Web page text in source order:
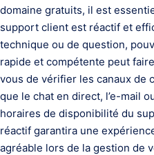
domaine gratuits, il est
support client est réactif et
technique ou de question,
rapide et compétente peut
vous de vérifier les canaux de
que le chat en direct, l’e-mail
horaires de disponibilité du
réactif garantira une
agréable lors de la gestion de